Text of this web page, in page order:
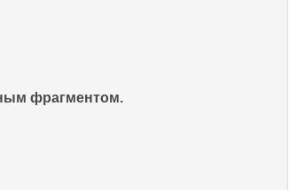
фрагментом.